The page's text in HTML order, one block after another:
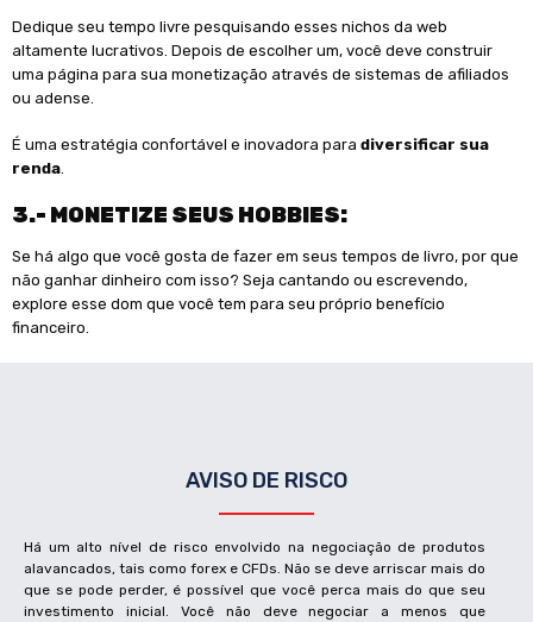
Dedique seu tempo livre pesquisando esses nichos da web
altamente lucrativos. Depois de escolher um, você deve construir
uma página para sua monetização através de sistemas de afiliados
ou adense.
É uma estratégia confortável e inovadora para diversificar sua
renda.
3.- MONETIZE SEUS HOBBIES:
Se há algo que você gosta de fazer em seus tempos de livro, por que
não ganhar dinheiro com isso? Seja cantando ou escrevendo,
explore esse dom que você tem para seu próprio benefício
financeiro.
AVISO DE RISCO
Há um alto nível de risco envolvido na negociação de produtos
alavancados, tais como forex e CFDs. Não se deve arriscar mais do
que se pode perder, é possível que você perca mais do que seu
investimento inicial. Você não deve negociar a menos que